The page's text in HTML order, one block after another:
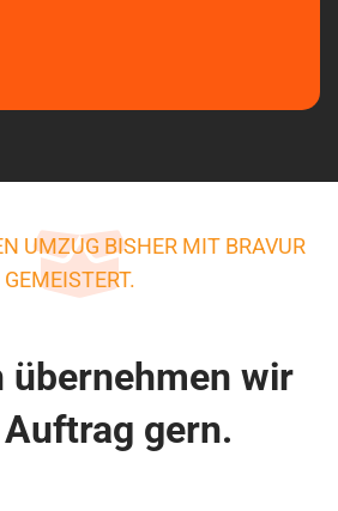
UMZUG BISHER MIT BRAVUR
GEMEISTERT.
übernehmen wir
gern.